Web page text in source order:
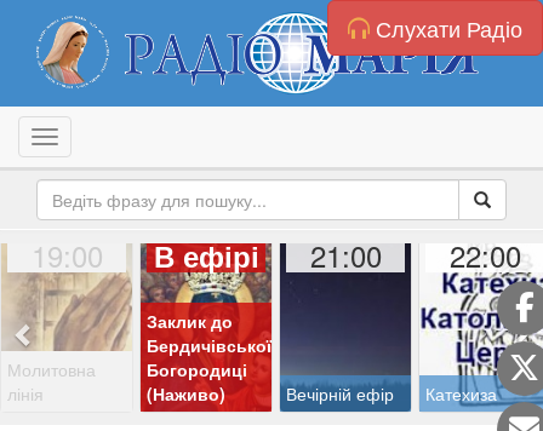
Слухати Радіо
Toggle navigation
19:00
Молитовна
лінія
В ефірі
Заклик до
Бердичівської
Богородиці
(Наживо)
21:00
Вечірній ефір
22:00
Катехиза